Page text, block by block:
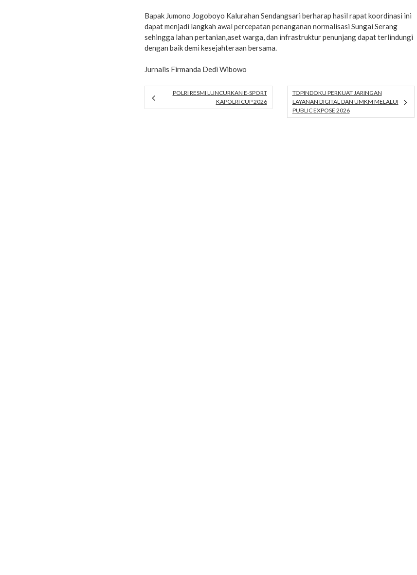
Bapak Jumono Jogoboyo Kalurahan Sendangsari berharap hasil rapat koordinasi ini
dapat menjadi langkah awal percepatan penanganan normalisasi Sungai Serang
sehingga lahan pertanian,aset warga, dan infrastruktur penunjang dapat terlindungi
dengan baik demi kesejahteraan bersama.
Jurnalis Firmanda Dedi Wibowo
POLRI RESMI LUNCURKAN E-SPORT
KAPOLRI CUP 2026
TOPINDOKU PERKUAT JARINGAN
LAYANAN DIGITAL DAN UMKM MELALUI
PUBLIC EXPOSE 2026